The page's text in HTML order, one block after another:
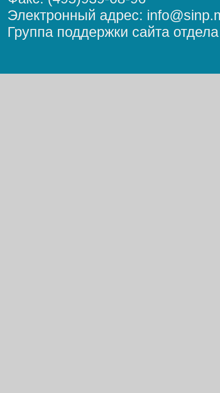
Электронный адрес:
Группа поддержки сайта